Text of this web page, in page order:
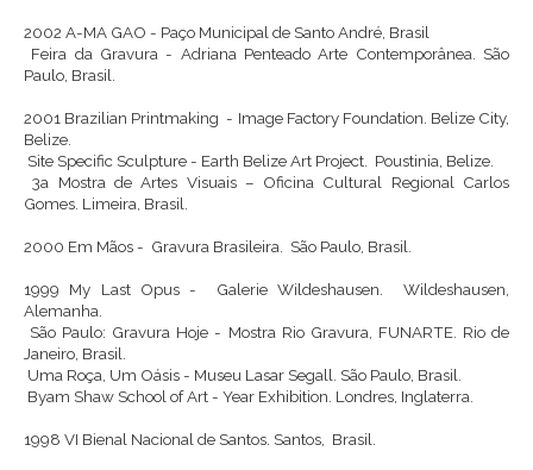
2002 A-MA GAO - Paço Municipal de Santo André, Brasil
Feira da Gravura - Adriana Penteado Arte Contemporânea. São
Paulo, Brasil.
2001 Brazilian Printmaking - Image Factory Foundation. Belize City,
Belize.
Site Specific Sculpture - Earth Belize Art Project. Poustinia, Belize.
3a Mostra de Artes Visuais – Oficina Cultural Regional Carlos
Gomes. Limeira, Brasil.
2000 Em Mãos - Gravura Brasileira. São Paulo, Brasil.
1999
My Last Opus - Galerie Wildeshausen. Wildeshausen,
Alemanha.
São Paulo: Gravura Hoje - Mostra Rio Gravura, FUNARTE. Rio de
Janeiro, Brasil.
Uma Roça, Um Oásis - Museu Lasar Segall. São Paulo, Brasil.
Byam Shaw School of Art - Year Exhibition. Londres, Inglaterra.
1998 VI Bienal Nacional de Santos. Santos, Brasil.